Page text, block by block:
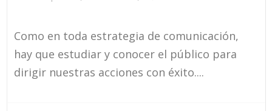
Como en toda estrategia de comunicación,
hay que estudiar y conocer el público para
dirigir nuestras acciones con éxito....